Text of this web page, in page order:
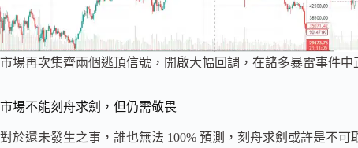
市場再次集齊兩個逃頂信號，開啟大幅回調，在諸多暴雷事件中
市場不能刻舟求劍，但仍需敬畏
對於還未發生之事，誰也無法 100% 預測，刻舟求劍或許是不